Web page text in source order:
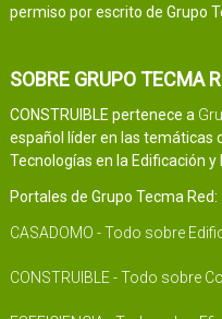
permiso por escrito de Grupo
SOBRE GRUPO TECMA
CONSTRUIBLE pertenece a
español líder en las temáticas
Tecnologías en la Edificación y
Portales de Grupo Tecma Red:
CASADOMO - Todo sobre
CONSTRUIBLE - Todo sobre